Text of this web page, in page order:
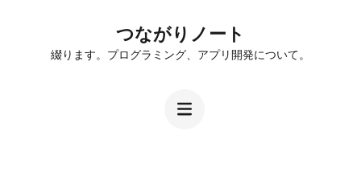
つながりノート
綴ります。プログラミング、アプリ開発について。